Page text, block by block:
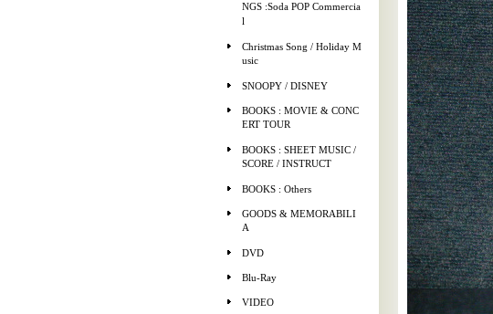
NGS :Soda POP Commercia
l
Christmas Song / Holiday M
usic
SNOOPY / DISNEY
BOOKS : MOVIE & CONC
ERT TOUR
BOOKS : SHEET MUSIC /
SCORE / INSTRUCT
BOOKS : Others
GOODS & MEMORABILI
A
DVD
Blu-Ray
VIDEO